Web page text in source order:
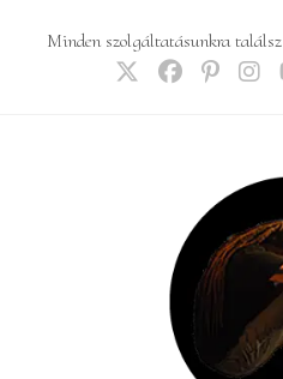
Minden szolgáltatásunkra találsz